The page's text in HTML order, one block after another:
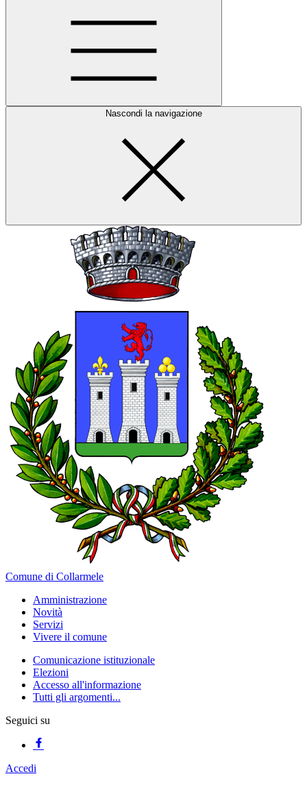
Nascondi la navigazione
Comune di Collarmele
Amministrazione
Novità
Servizi
Vivere il comune
Comunicazione istituzionale
Elezioni
Accesso all'informazione
Tutti gli argomenti...
Seguici su
Accedi